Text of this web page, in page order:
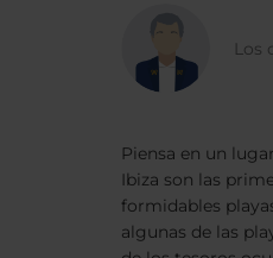
Piensa en un
Ibiza son las
formidables
algunas de las